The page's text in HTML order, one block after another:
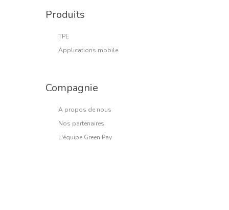
Produits
TPE
Applications mobile
Compagnie
A propos de nous
Nos partenaires
L'équipe Green Pay